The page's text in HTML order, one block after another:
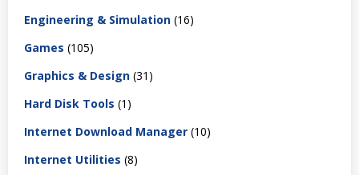
Engineering & Simulation (16)
Games (105)
Graphics & Design (31)
Hard Disk Tools (1)
Internet Download Manager (10)
Internet Utilities (8)